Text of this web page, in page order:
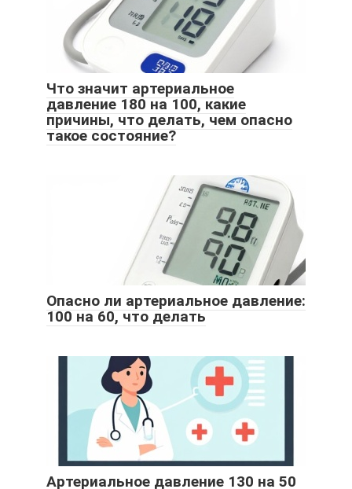
Что значит артериальное
давление 180 на 100, какие
причины, что делать, чем опасно
такое состояние?
Опасно ли артериальное давление:
100 на 60, что делать
Артериальное давление 130 на 50